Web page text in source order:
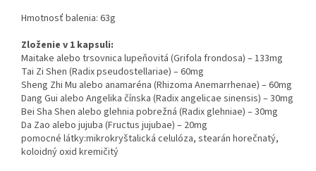
Hmotnosť balenia: 63g
Zloženie v 1 kapsuli:
Maitake alebo trsovnica lupeňovitá (Grifola frondosa) – 133mg
Tai Zi Shen (Radix pseudostellariae) – 60mg
Sheng Zhi Mu alebo anamaréna (Rhizoma Anemarrhenae) – 60mg
Dang Gui alebo Angelika čínska (Radix angelicae sinensis) – 30mg
Bei Sha Shen alebo glehnia pobrežná (Radix glehniae) – 30mg
Da Zao alebo jujuba (Fructus jujubae) – 20mg
pomocné látky:mikrokryštalická celulóza, stearán horečnatý,
koloidný oxid kremičitý